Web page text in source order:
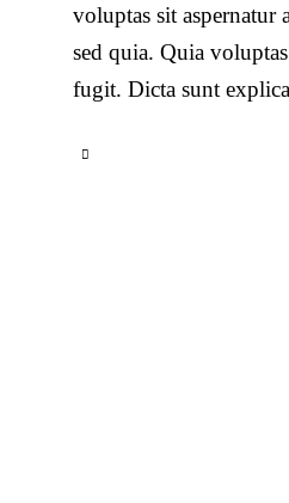
voluptas sit aspernatur
sed quia. Quia
fugit. Dicta sunt